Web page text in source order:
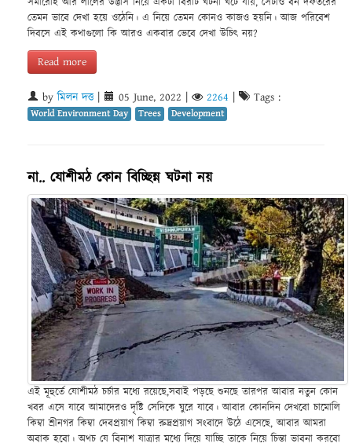
তেমন ভাবে দেখা হয়ে ওঠেনি। এ নিয়ে তেমন‌ কোনও কাজও হয়নি। আজ পরিবেশ
দিবসে এই কথাগুলো কি আরও একবার ভেবে দেখা উচিৎ নয়?
Read more
byমিলন দত্ত| 05 June, 2022 2264 Tags :
World Environment Day Trees Development
না.. যোশীমঠ কোন বিচ্ছিন্ন ঘটনা নয়
এই মূহুর্তে যোশীমঠ চর্চার মধ্যে রয়েছে,সবাই পড়ছে শুনছে তারপর আবার নতুন কোন
খবর এসে যাবে আমাদেরও দৃষ্টি সেদিকে ঘুরে যাবে। আবার কোনদিন দেখবো চামোলি
কিম্বা শ্রীনগর কিম্বা দেবপ্রয়াগ কিম্বা রুদ্রপ্রয়াগ সংবাদে উঠে এসেছে, আবার আমরা
অবাক হবো। অথচ যে বিনাশ যাত্রার মধ্যে দিয়ে যাচ্ছি তাকে নিয়ে চিন্তা ভাবনা করবো